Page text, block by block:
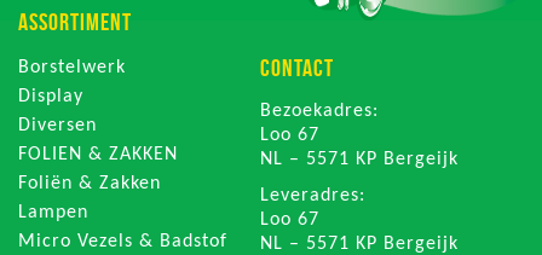
ASSORTIMENT
Borstelwerk
Display
Diversen
FOLIEN & ZAKKEN
Foliën & Zakken
Lampen
Micro Vezels & Badstof
CONTACT
Bezoekadres:
Loo 67
NL – 5571 KP Bergeijk
Leveradres:
Loo 67
NL – 5571 KP Bergeijk